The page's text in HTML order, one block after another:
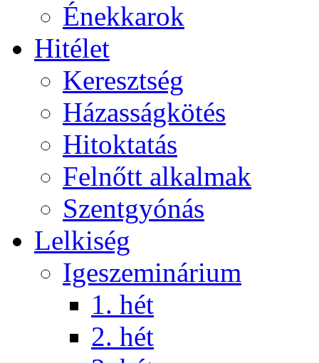
Énekkarok
Hitélet
Keresztség
Házasságkötés
Hitoktatás
Felnőtt alkalmak
Szentgyónás
Lelkiség
Igeszeminárium
1. hét
2. hét